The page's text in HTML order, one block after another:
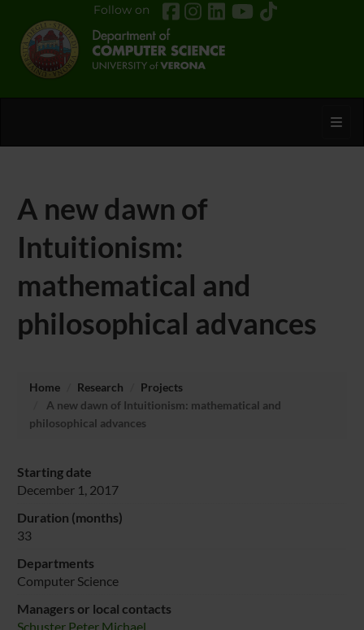
Follow on
A new dawn of
Intuitionism:
mathematical and
philosophical advances
Home Research
Projects
A new dawn of Intuitionism: mathematical and
philosophical advances
Starting date
December 1, 2017
Duration (months)
33
Departments
Computer Science
Managers or local contacts
Schuster Peter Michael